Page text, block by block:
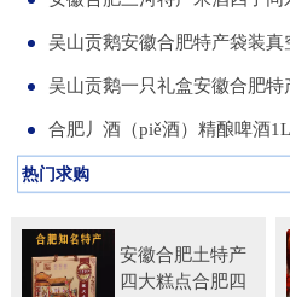
热门求购
安徽合肥土特产
四大糕点合肥四